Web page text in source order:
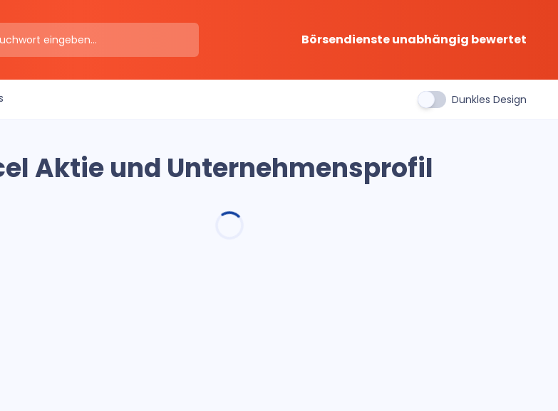
Börsendienste unabhängig bewertet
Dunkles Design
Aktie und Unternehmensprofil